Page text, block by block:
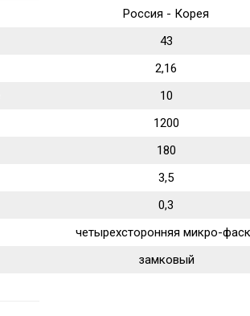
Россия - Корея
43
2,16
10
1200
180
3,5
0,3
четырехсторонняя микро-
замковый